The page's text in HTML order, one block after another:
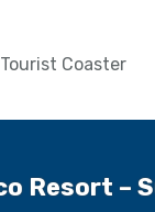
Tourist Coaster
Resort –